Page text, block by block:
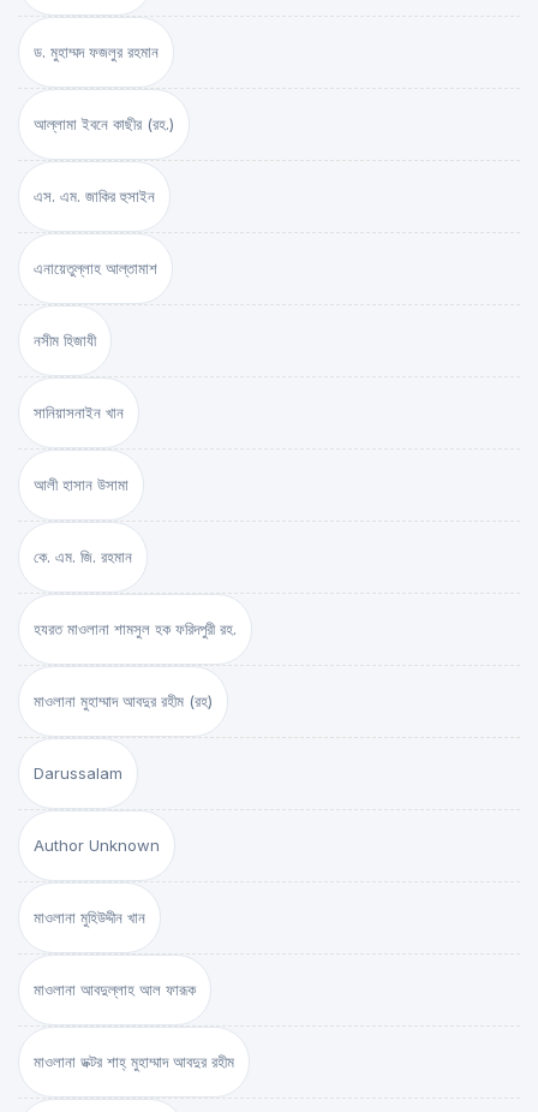
ড. মুহাম্মদ ফজলুর রহমান
আল্লামা ইবনে কাছীর (রহ.)
এস. এম. জাকির হুসাইন
এনায়েতুল্লাহ আল্‌তামাশ
নসীম হিজাযী
সানিয়াসনাইন খান
আলী হাসান উসামা
কে. এম. জি. রহমান
হযরত মাওলানা শামসুল হক ফরিদপুরী রহ.
মাওলানা মুহাম্মাদ আবদুর রহীম (রহ)
Darussalam
Author Unknown
মাওলানা মুহিউদ্দীন খান
মাওলানা আবদুল্লাহ আল ফারূক
মাওলানা ডক্টর শাহ্‌ মুহাম্মাদ আবদুর রহীম